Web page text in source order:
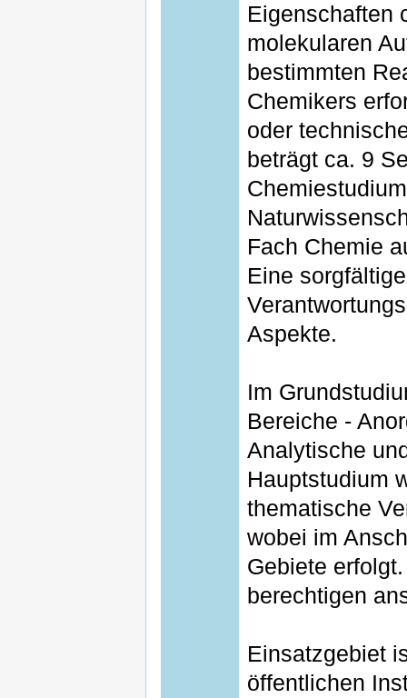
Eigenschaften
molekularen
bestimmten
Chemikers
oder
beträgt ca. 9
Fach Chemie
Eine
Aspekte.
Im
Bereiche -
Analytische
Hauptstudium
thematische
wobei im
Gebiete
berechtigen
Einsatzgebiet
öffentlichen